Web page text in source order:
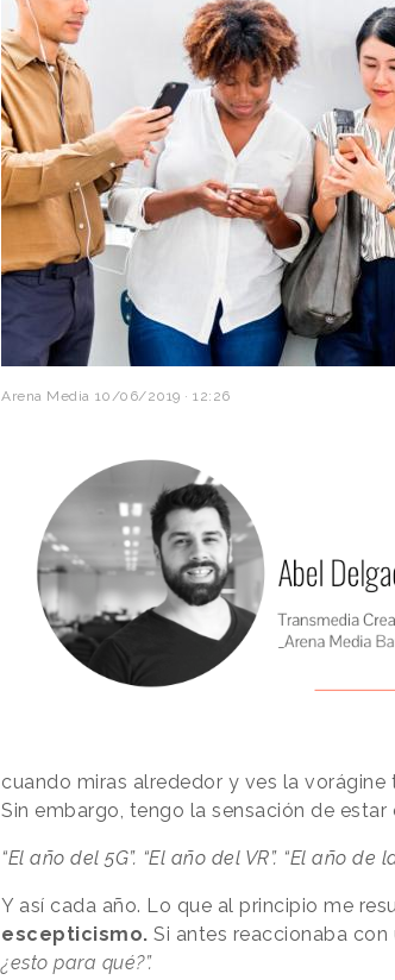
Arena Media 10/06/2019 · 12:26
cuando miras alrededor y ves la
Sin embargo, tengo la sensación de
“El año del 5G”. “El año del VR”. “El año de
Y así cada año. Lo que al principio me
escepticismo. Si antes reaccionaba con
¿esto para qué?”.